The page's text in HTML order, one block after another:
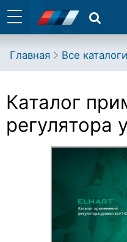
Главная Все каталоги
Каталог
регулятора